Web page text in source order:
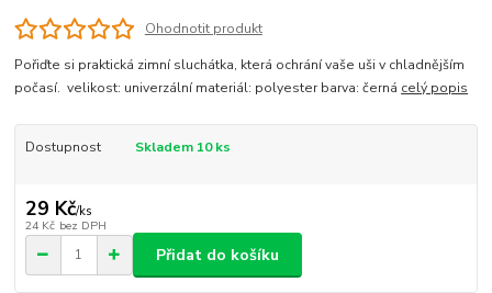
Ohodnotit produkt
Pořiďte si praktická zimní sluchátka, která ochrání vaše uši v chladnějším
počasí. velikost: univerzální materiál: polyester barva: černá celý popis
Dostupnost Skladem 10 ks
29 Kč/ks
24 Kč bez DPH
Přidat do košíku